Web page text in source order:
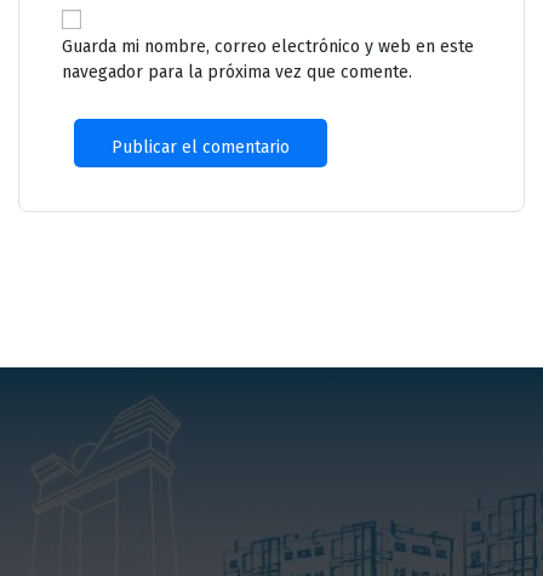
Guarda mi nombre, correo electrónico y web en este
navegador para la próxima vez que comente.